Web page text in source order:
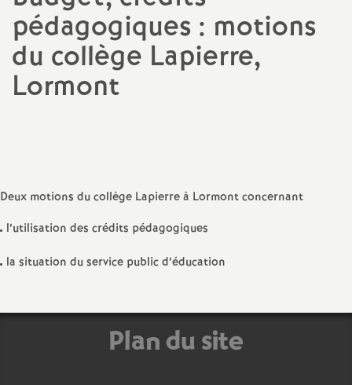
a
t
n
d
pédagogiques : motions
du collège Lapierre,
Lormont
Deux motions du collège Lapierre à Lormont concernant
l’utilisation des crédits pédagogiques
la situation du service public d’éducation
Plan du site